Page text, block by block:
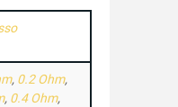
, 0.2 Ohm,
, 0.4 Ohm,